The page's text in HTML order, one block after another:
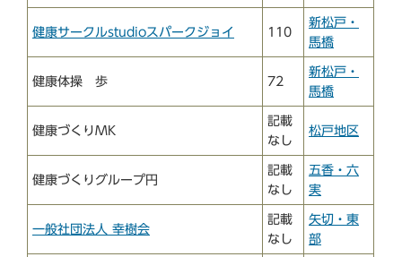
健康サークルstudioスパークジョイ 110
新松戸・
馬橋
健康体操 歩 72
新松戸・
馬橋
健康づくりMK
記載
なし
松戸地区
健康づくりグループ円
記載
なし
五香・六
実
一般社団法人 幸樹会
記載
なし
矢切・東
部